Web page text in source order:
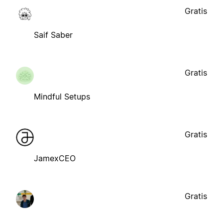
Saif Saber
Gratis
Mindful Setups
Gratis
JamexCEO
Gratis
Gratis